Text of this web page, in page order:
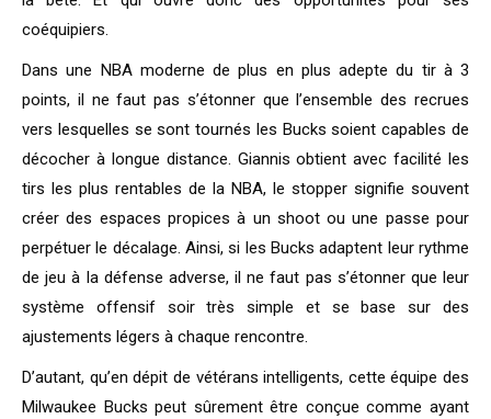
coéquipiers.
Dans une NBA moderne de plus en plus adepte du tir à 3
points, il ne faut pas s’étonner que l’ensemble des recrues
vers lesquelles se sont tournés les Bucks soient capables de
décocher à longue distance. Giannis obtient avec facilité les
tirs les plus rentables de la NBA, le stopper signifie souvent
créer des espaces propices à un shoot ou une passe pour
perpétuer le décalage. Ainsi, si les Bucks adaptent leur rythme
de jeu à la défense adverse, il ne faut pas s’étonner que leur
système offensif soir très simple et se base sur des
ajustements légers à chaque rencontre.
D’autant, qu’en dépit de vétérans intelligents, cette équipe des
Milwaukee Bucks peut sûrement être conçue comme ayant